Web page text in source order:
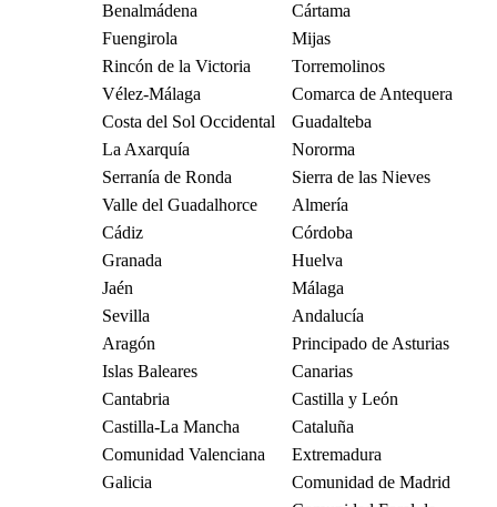
Benalmádena
Cártama
Fuengirola
Mijas
Rincón de la Victoria
Torremolinos
Vélez-Málaga
Comarca de Antequera
Costa del Sol Occidental
Guadalteba
La Axarquía
Nororma
Serranía de Ronda
Sierra de las Nieves
Valle del Guadalhorce
Almería
Cádiz
Córdoba
Granada
Huelva
Jaén
Málaga
Sevilla
Andalucía
Aragón
Principado de Asturias
Islas Baleares
Canarias
Cantabria
Castilla y León
Castilla-La Mancha
Cataluña
Comunidad Valenciana
Extremadura
Galicia
Comunidad de Madrid